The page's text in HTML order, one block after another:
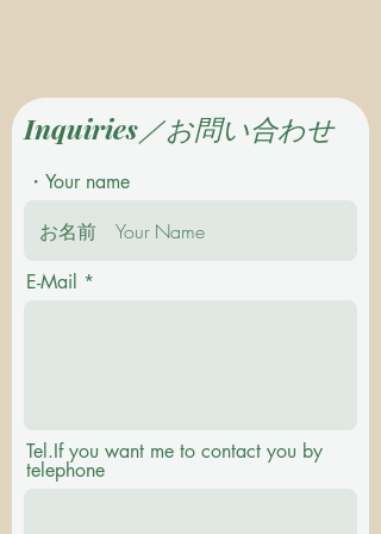
Inquiries／お問い合わせ
・Your name
E-Mail
Tel.If you want me to contact you by
telephone